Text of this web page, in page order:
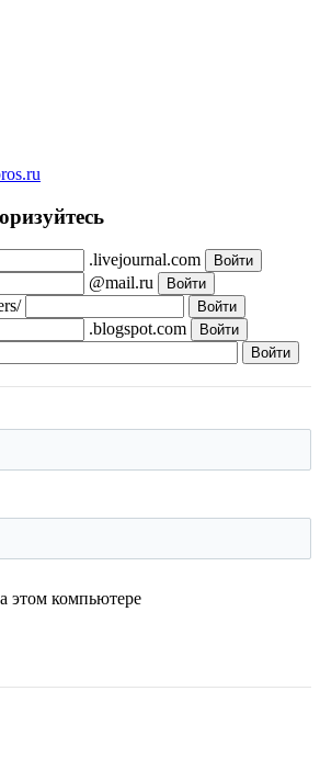
.livejournal.com
@mail.ru
.blogspot.com
этом компьютере